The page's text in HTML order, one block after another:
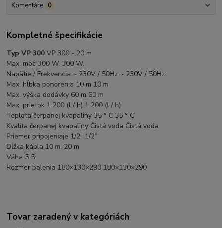
Komentáre 0
Kompletné špecifikácie
Typ VP 300 VP 300 - 20 m
Max. moc 300 W. 300 W.
Napätie / Frekvencia ~ 230V / 50Hz ~ 230V / 50Hz
Max. hĺbka ponorenia 10 m 10 m
Max. výška dodávky 60 m 60 m
Max. prietok 1 200 (l / h) 1 200 (l / h)
Teplota čerpanej kvapaliny 35 ° C 35 ° C
Kvalita čerpanej kvapaliny Čistá voda Čistá voda
Priemer pripojeniaje 1/2” 1/2”
Dĺžka kábla 10 m, 20 m
Váha 5 5
Rozmer balenia 180×130×290 180×130×290
Tovar zaradený v kategóriách